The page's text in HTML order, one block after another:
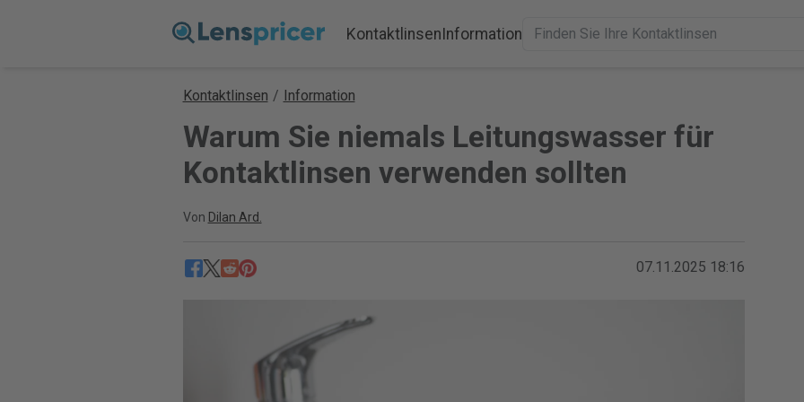
KontaktlinsenInformation
Kontaktlinsen / Information
Warum Sie niemals Leitungswasser für
Kontaktlinsen verwenden sollten
Von Dilan Ard.
07.11.2025 18:16